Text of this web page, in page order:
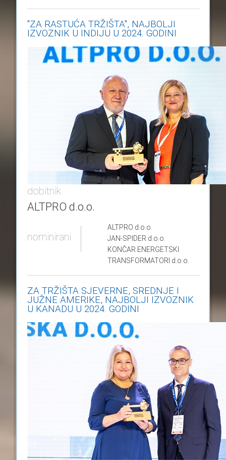
"ZA RASTUĆA TRŽIŠTA", NAJBOLJI
IZVOZNIK U INDIJU U 2024. GODINI
dobitnik
ALTPRO d.o.o.
nominirani
ALTPRO d.o.o.
JAN-SPIDER d.o.o.
KONČAR ENERGETSKI
TRANSFORMATORI d.o.o.
ZA TRŽIŠTA SJEVERNE, SREDNJE I
JUŽNE AMERIKE, NAJBOLJI IZVOZNIK
U KANADU U 2024. GODINI